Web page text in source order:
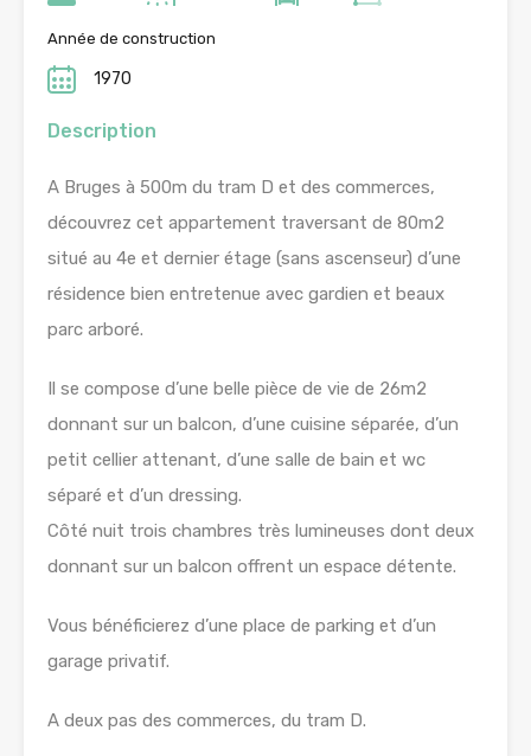
Année de construction
1970
Description
A Bruges à 500m du tram D et des commerces,
découvrez cet appartement traversant de 80m2
situé au 4e et dernier étage (sans ascenseur) d’une
résidence bien entretenue avec gardien et beaux
parc arboré.
Il se compose d’une belle pièce de vie de 26m2
donnant sur un balcon, d’une cuisine séparée, d’un
petit cellier attenant, d’une salle de bain et wc
séparé et d’un dressing.
Côté nuit trois chambres très lumineuses dont deux
donnant sur un balcon offrent un espace détente.
Vous bénéficierez d’une place de parking et d’un
garage privatif.
A deux pas des commerces, du tram D.